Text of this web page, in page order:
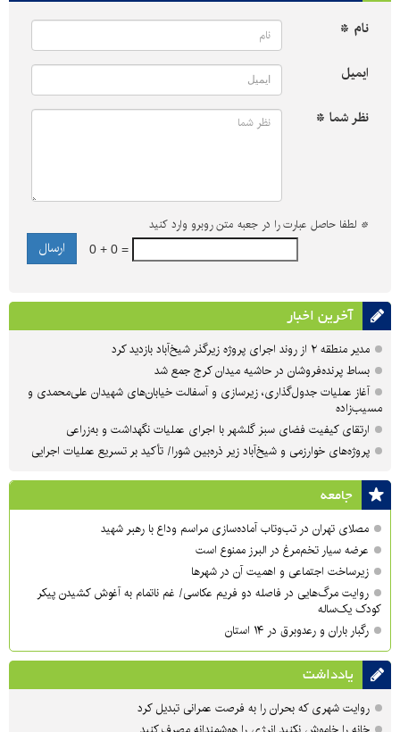
نام *
ایمیل
نظر شما *
* لطفا حاصل عبارت را در جعبه متن روبرو وارد کنید
0 + 0 =
آخرین اخبار
مدیر منطقه ۲ از روند اجرای پروژه زیرگذر شیخ‌آباد بازدید کرد
بساط پرنده‌فروشان در حاشیه میدان کرج جمع شد
آغاز عملیات جدول‌گذاری، زیرسازی و آسفالت خیابان‌های شهیدان علی‌محمدی و
مسیب‌زاده
ارتقای کیفیت فضای سبز گلشهر با اجرای عملیات نگهداشت و به‌زراعی
پروژه‌های خوارزمی و شیخ‌آباد زیر ذره‌بین شورا/ تأکید بر تسریع عملیات اجرایی
جامعه
مصلای تهران در تب‌وتاب آماده‌سازی مراسم وداع با رهبر شهید
عرضه سیار تخم‌مرغ در البرز ممنوع است
زیرساخت اجتماعی و اهمیت آن در شهرها
روایت مرگ‌هایی در فاصله دو فریم عکاسی/ غم ناتمام به آغوش کشیدن پیکر
کودک یک‌ساله
رگبار باران و رعدوبرق در ۱۴ استان
یادداشت
روایت شهری که بحران را به فرصت عمرانی تبدیل کرد